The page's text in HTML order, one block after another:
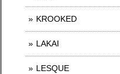
KROOKED
LAKAI
LESQUE